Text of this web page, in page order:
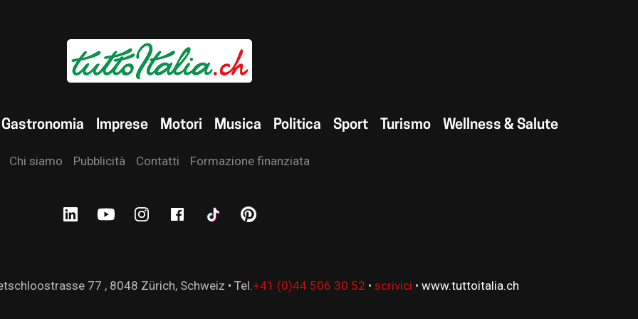
Gastronomia Imprese Motori Musica Politica Sport Turismo Wellness & Salute
Chi siamo Pubblicità Contatti Formazione finanziata
77 , 8048 Zürich, Schweiz • Tel.+41 (0)44 506 30 52 • scrivici • www.tuttoitalia.ch